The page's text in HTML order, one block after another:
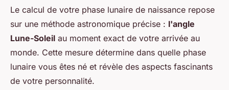
Le calcul de votre phase lunaire de naissance repose
sur une méthode astronomique précise : l'angle
Lune-Soleil au moment exact de votre arrivée au
monde. Cette mesure détermine dans quelle phase
lunaire vous êtes né et révèle des aspects fascinants
de votre personnalité.